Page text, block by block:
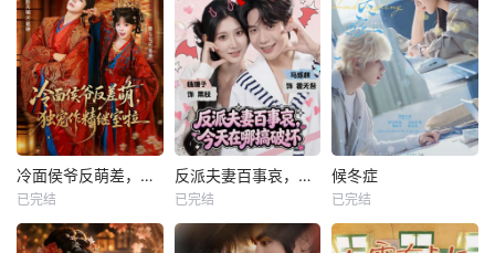
冷面侯爷反萌差，独宠作精继室啦
已完结
反派夫妻百事哀，今天在哪搞破坏
已完结
候冬症
已完结